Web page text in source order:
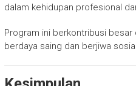
dalam kehidupan profesional
Program ini berkontribusi
berdaya saing dan berjiwa